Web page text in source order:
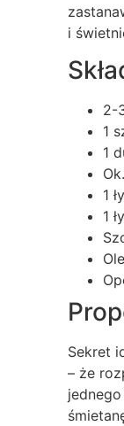
i
2-
1
1
1
1
Sekret
– że